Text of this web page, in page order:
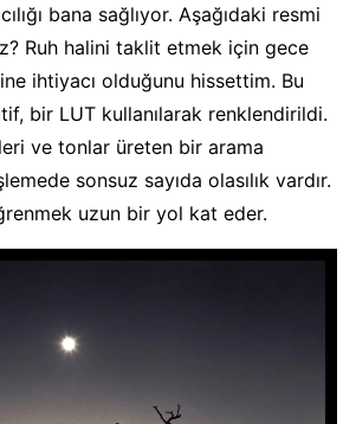
bana sağlıyor. Aşağıdaki resmi
Ruh halini taklit etmek için gece
ihtiyacı olduğunu hissettim. Bu
bir LUT kullanılarak renklendirildi.
ve tonlar üreten bir arama
sonsuz sayıda olasılık vardır.
uzun bir yol kat eder.